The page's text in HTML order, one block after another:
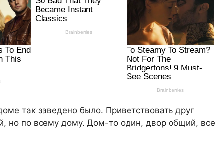
так заведено было. Приветствовать друг
но по всему дому. Дом-то один, двор общий, все